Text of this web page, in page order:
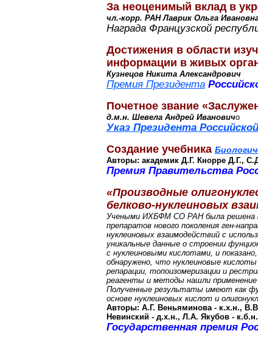
За неоценимый вклад в
чл.-корр. РАН Лаврик Ольга
Награда Французской
Достижения в области
информации в живых
Кузнецов Никита Александрович
Премия Президента
Почетное звание
д.м.н. Шевела Андрей Ивановичо
Указ Президента
Создание учебника
Авторы: академик Д.Г. Кнорре Д.Г.,
Премия Правительства
«Производные
белково-нуклеиновых
Учеными ИХБФМ СО РАН была решена
препаратов нового поколения ген-
нуклеиновых взаимодействий с
уникальные данные о строении
с нуклеиновыми кислотами, и
обнаружено, что нуклеиновые
репарации, топоизомеризации и
реагенты и методы нашли применение
Полученные результаты имеют как
основе нуклеиновых кислот и
Авторы: А.Г. Веньяминова - к.х.н.,
Невинский - д.х.н., Л.А. Якубов - к.б.н.
Государственная премия